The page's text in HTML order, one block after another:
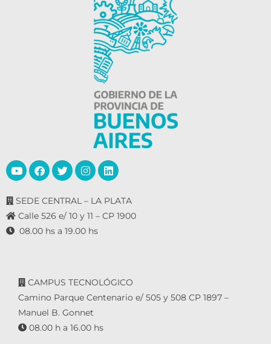
SEDE CENTRAL – LA PLATA
Calle 526 e/ 10 y 11 – CP 1900
08.00 hs a 19.00 hs
CAMPUS TECNOLÓGICO
Camino Parque Centenario e/ 505 y 508 CP 1897 –
Manuel B. Gonnet
08.00 h a 16.00 hs